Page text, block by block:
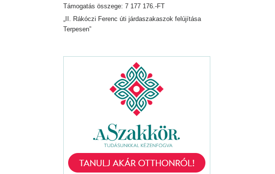
Támogatás összege: 7 177 176.-FT
„II. Rákóczi Ferenc úti járdaszakaszok felújítása
Terpesen”